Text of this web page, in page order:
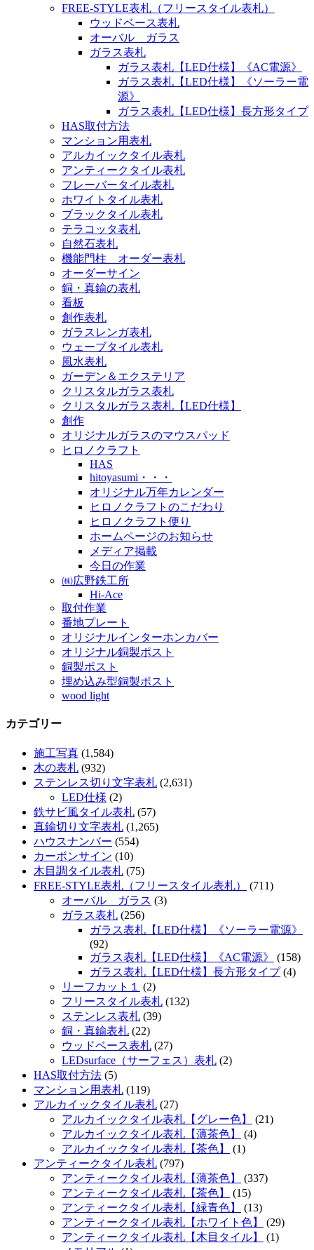
FREE-STYLE表札（フリースタイル表札）
ウッドベース表札
オーバル ガラス
ガラス表札
ガラス表札【LED仕様】《AC電源》
ガラス表札【LED仕様】《ソーラー電
源》
ガラス表札【LED仕様】長方形タイプ
HAS取付方法
マンション用表札
アルカイックタイル表札
アンティークタイル表札
フレーバータイル表札
ホワイトタイル表札
ブラックタイル表札
テラコッタ表札
自然石表札
機能門柱 オーダー表札
オーダーサイン
銅・真鍮の表札
看板
創作表札
ガラスレンガ表札
ウェーブタイル表札
風水表札
ガーデン＆エクステリア
クリスタルガラス表札
クリスタルガラス表札【LED仕様】
創作
オリジナルガラスのマウスパッド
ヒロノクラフト
HAS
hitoyasumi・・・
オリジナル万年カレンダー
ヒロノクラフトのこだわり
ヒロノクラフト便り
ホームページのお知らせ
メディア掲載
今日の作業
㈱広野鉄工所
Hi-Ace
取付作業
番地プレート
オリジナルインターホンカバー
オリジナル銅製ポスト
銅製ポスト
埋め込み型銅製ポスト
wood light
カテゴリー
施工写真 (1,584)
木の表札 (932)
ステンレス切り文字表札 (2,631)
LED仕様 (2)
鉄サビ風タイル表札 (57)
真鍮切り文字表札 (1,265)
ハウスナンバー (554)
カーボンサイン (10)
木目調タイル表札 (75)
FREE-STYLE表札（フリースタイル表札）
(711)
オーバル ガラス (3)
ガラス表札 (256)
ガラス表札【LED仕様】《ソーラー電源》
(92)
ガラス表札【LED仕様】《AC電源》
(158)
ガラス表札【LED仕様】長方形タイプ(4)
リーフカット１
(2)
フリースタイル表札 (132)
ステンレス表札 (39)
銅・真鍮表札 (22)
ウッドベース表札 (27)
LEDsurface（サーフェス）表札 (2)
HAS取付方法 (5)
マンション用表札 (119)
アルカイックタイル表札 (27)
アルカイックタイル表札【グレー色】
(21)
アルカイックタイル表札【薄茶色】
(4)
アルカイックタイル表札【茶色】
(1)
アンティークタイル表札 (797)
アンティークタイル表札【薄茶色】
(337)
アンティークタイル表札【茶色】
(15)
アンティークタイル表札【緑青色】
(13)
アンティークタイル表札【ホワイト色】
(29)
アンティークタイル表札【木目タイル】
(1)